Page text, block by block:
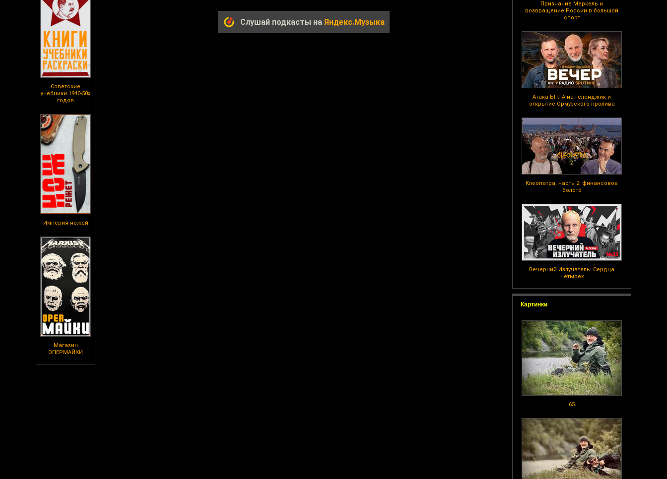
Советские
учебники 1940-50х
годов
Империя ножей
Магазин
ОПЕРМАЙКИ
Признание Меркель и
возвращение России в большой
спорт
Атака БПЛА на Геленджик и
открытие Ормузского пролива
Клеопатра, часть 2: финансовое
болото
Вечерний Излучатель: Сердца
четырех
Картинки
65
Слушай подкасты на Яндекс.Музыка